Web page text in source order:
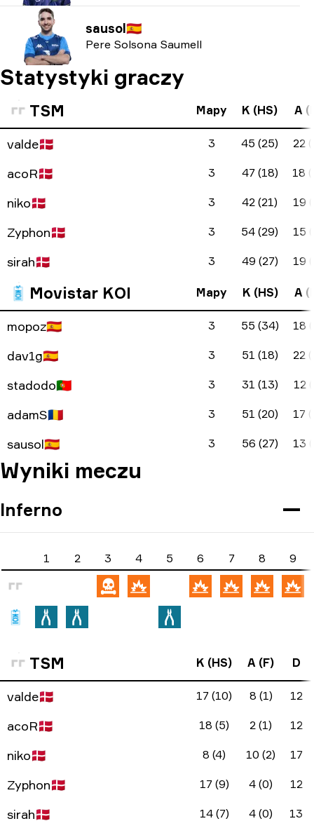
sausol🇪🇸
Pere Solsona Saumell
Statystyki graczy
TSM Mapy K (HS) A
valde🇩🇰 3 45 (25) 22
acoR🇩🇰 3 47 (18) 18
niko🇩🇰 3 42 (21) 19
Zyphon🇩🇰 3 54 (29) 15
sirah🇩🇰 3 49 (27) 19
Movistar KOI Mapy K (HS) A
mopoz🇪🇸 3 55 (34) 18
dav1g🇪🇸 3 51 (18) 22
stadodo🇵🇹 3 31 (13) 12
adamS🇷🇴 3 51 (20) 17
sausol🇪🇸 3 56 (27) 13
Wyniki meczu
Inferno
1 2 3 4 5 6 7 8 9
TSM K (HS) A (F) D
valde🇩🇰 17 (10) 8 (1) 12
acoR🇩🇰 18 (5) 2 (1) 12
niko🇩🇰 8 (4) 10 (2) 17
Zyphon🇩🇰 17 (9) 4 (0) 12
sirah🇩🇰 14 (7) 4 (0) 13